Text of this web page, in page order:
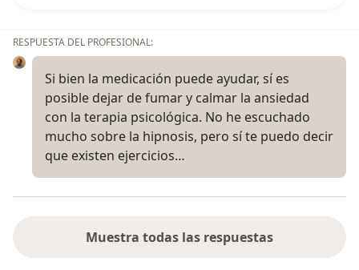
RESPUESTA DEL PROFESIONAL:
Si bien la medicación puede ayudar, sí es
posible dejar de fumar y calmar la ansiedad
con la terapia psicológica. No he escuchado
mucho sobre la hipnosis, pero sí te puedo decir
que existen ejercicios…
Muestra todas las respuestas